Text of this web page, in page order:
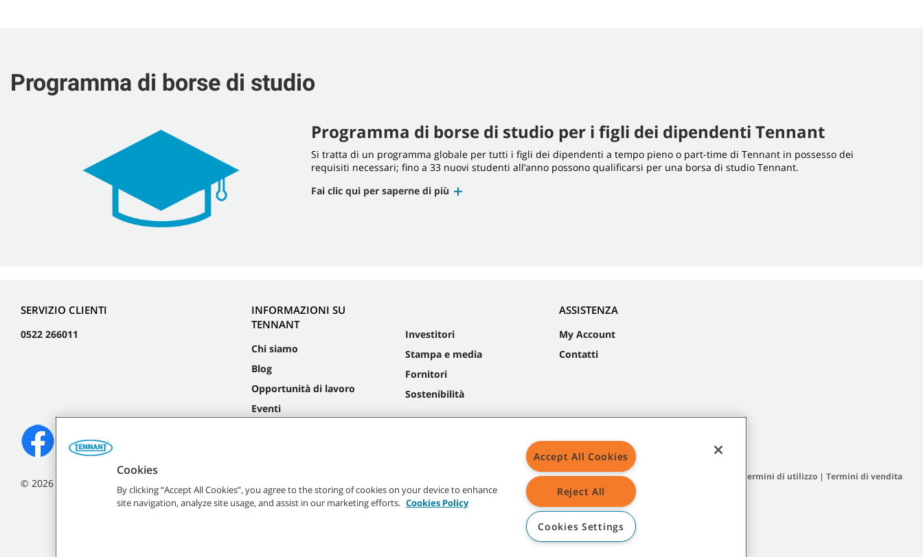
Programma di borse di studio
Programma di borse di studio per i figli dei dipendenti Tennant
Si tratta di un programma globale per tutti i figli dei dipendenti a tempo pieno o part-time di Tennant in possesso dei
requisiti necessari; fino a 33 nuovi studenti all’anno possono qualificarsi per una borsa di studio Tennant.
Fai clic qui per saperne di più
SERVIZIO CLIENTI
0522 266011
INFORMAZIONI SU
TENNANT
Chi siamo
Blog
Opportunità di lavoro
Eventi
Investitori
Stampa e media
Fornitori
Sostenibilità
ASSISTENZA
My Account
Contatti
© 2026 Tennant Company. Tutti i diritti riservati.
Mappa del sito Termini di utilizzo| Termini di vendita
Tutti i marchi e i loghi Tennant indicati sono di proprietà di Tennant Company e/o delle sue società affiliate o controllate.
Cookies
By clicking “Accept All Cookies”, you agree to the storing of cookies on your device to enhance
site navigation, analyze site usage, and assist in our marketing efforts. Cookies Policy
Accept All Cookies
Reject All
Cookies Settings